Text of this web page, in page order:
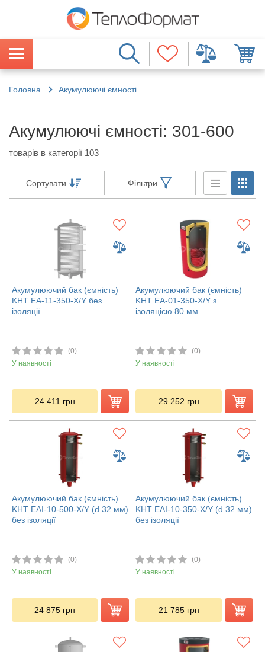
Головна Акумулюючі ємності
Акумулюючі ємності: 301-600
товарів в категорії 103
Сортувати Фільтри
Акумулюючий бак (ємність)
KHT ЕА-11-350-X/Y без
ізоляції
(0)
У наявності
24 411 грн
Акумулюючий бак (ємність)
KHT ЕА-01-350-X/Y з
ізоляцією 80 мм
(0)
У наявності
29 252 грн
Акумулюючий бак (ємність)
KHT EAI-10-500-X/Y (d 32 мм)
без ізоляції
(0)
У наявності
24 875 грн
Акумулюючий бак (ємність)
KHT EAI-10-350-X/Y (d 32 мм)
без ізоляції
(0)
У наявності
21 785 грн